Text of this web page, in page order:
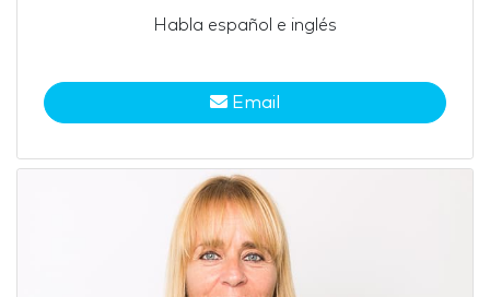
Habla español e inglés
Email